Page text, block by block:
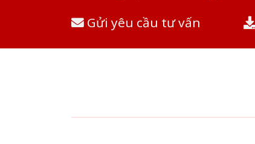
Gửi yêu cầu tư vấn